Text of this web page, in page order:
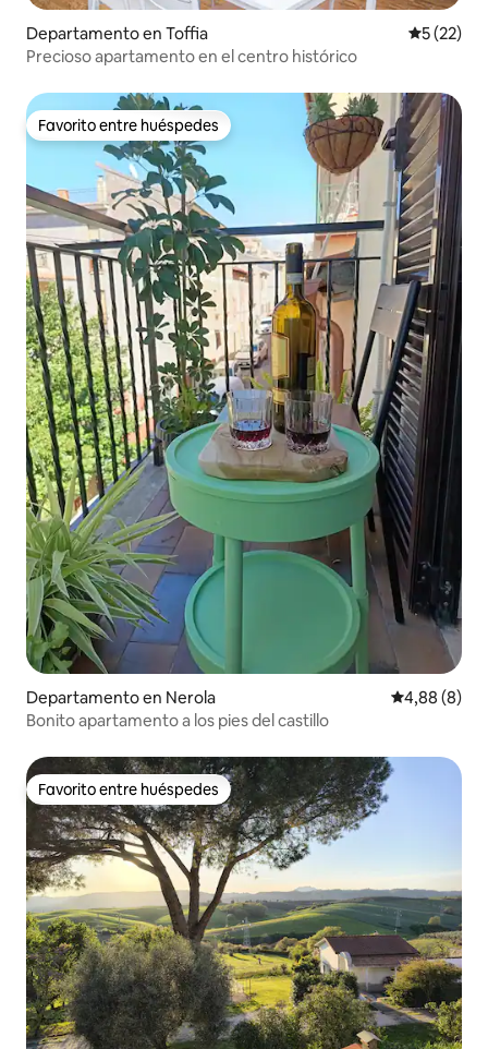
Departamento en Toffia
5 (22)
Precioso apartamento en el centro histórico
Favorito entre huéspedes
Favorito entre huéspedes
Departamento en Nerola Calificación
4,88 (8)
Bonito apartamento a los pies del castillo
Favorito entre huéspedes
Favorito entre huéspedes